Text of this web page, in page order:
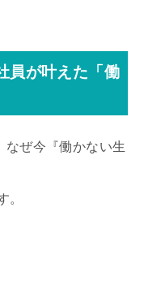
員が叶えた「働
なぜ今『働かない生
。